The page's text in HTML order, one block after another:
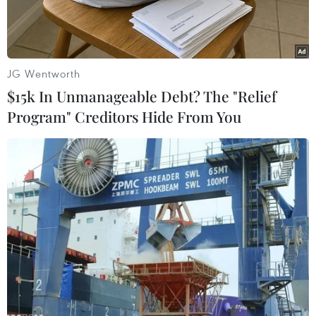
thảo do Tổng cụcDân số-Kế hoạch hóa gia đình
thuộc Bộ Y tế tổ chức ngày 23/10, tại thành
phốTuy Hòa, tỉnh Phú Yên.
dân số xã, cộng tác viên dân số thônbản đến từ
17 tỉnh, thành phố từ Nghệ An đến Ninh Thuận
và Tây Nguyên.
Hội thảo đã tập trung trao đổi, chia sẻ các hoạt
động truyền thông nhằm góp phầngiảm tỷ lệ
sinh và duy trì mức sinh thấp hợp lý; giảm thiểu
và kiểm soát có hiệuquả tình trạng mất cân
bằng giới tính khi sinh; chia sẻ kinh nghiệm
thực hiệncác mô hình sàng lọc trước sinh, sàng
lọc sơ sinh, tư vấn khám sức khỏe tiềnhôn
JG Wentworth
$15k In Unmanageable Debt? The "Relief
Program" Creditors Hide From You